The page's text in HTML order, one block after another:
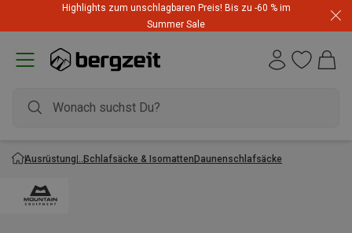
Highlights zum unschlagbaren Preis! Bis zu -60 % im
Summer Sale
Ausrüstung Schlafsäcke & IsomattenDaunenschlafsäcke